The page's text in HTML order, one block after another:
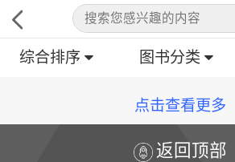
综合排序 图书分类
点击查看更多
返回顶部